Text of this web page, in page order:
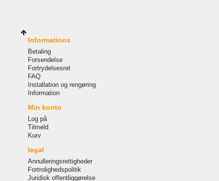
Informations
Betaling
Forsendelse
Fortrydelsesret
FAQ
Installation og rengøring
Information
Min konto
Log på
Tilmeld
Kurv
legal
Annulleringsrettigheder
Fortrolighedspolitik
Juridisk offentliggørelse